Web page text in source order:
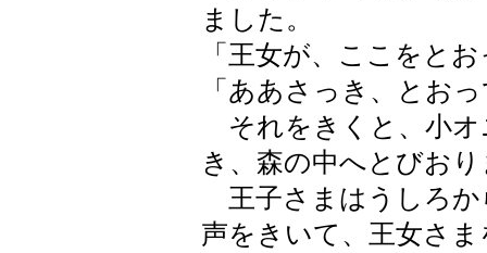
ました。
「王女が、ここをと
「ああさっき、とお
それをきくと、小オ
き、森の中へとびお
王子さまはうしろか
声をきいて、王女さ